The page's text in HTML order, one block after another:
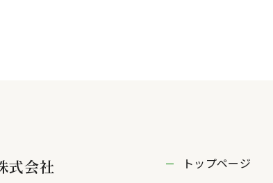
式会社
トップページ